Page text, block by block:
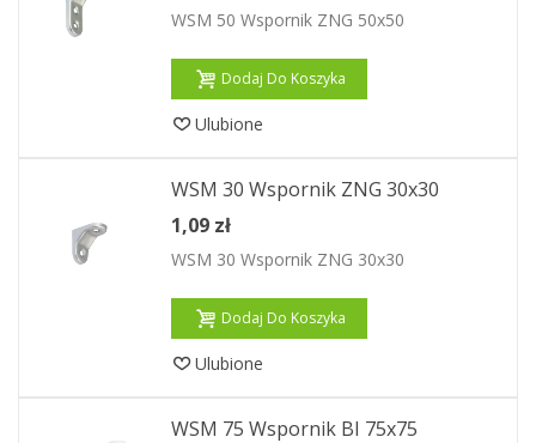
WSM 50 Wspornik ZNG 50x50
Dodaj Do Koszyka
Ulubione
WSM 30 Wspornik ZNG 30x30
1,09 zł
WSM 30 Wspornik ZNG 30x30
Dodaj Do Koszyka
Ulubione
WSM 75 Wspornik BI 75x75